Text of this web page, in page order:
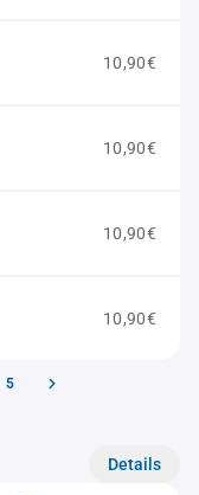
10,90€
10,90€
10,90€
10,90€
5
Details